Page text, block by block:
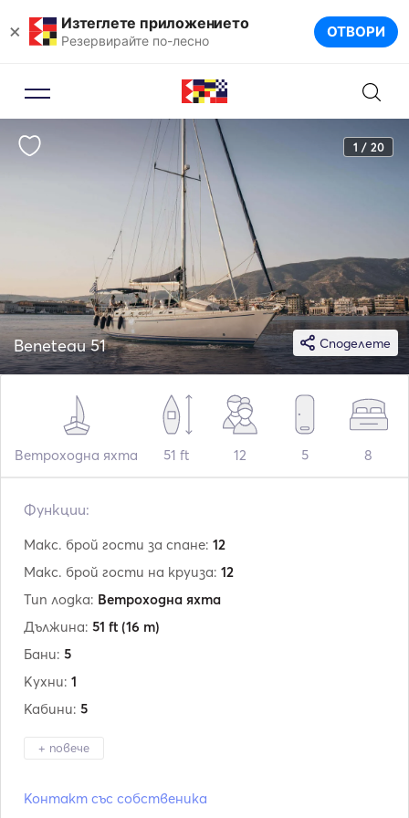
× Изтеглете приложението
Резервирайте по-лесно ОТВОРИ
1 / 20
Споделете
Beneteau 51
Ветроходна яхта 51 ft 12 5 8
Функции:
Макс. брой гости за спане: 12
Макс. брой гости на круиза: 12
Тип лодка: Ветроходна яхта
Дължина: 51 ft (16 m)
Бани: 5
Кухни: 1
Кабини: 5
+ повече
Контакт със собственика